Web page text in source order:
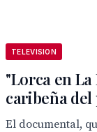
TELEVISION
"Lorca en
caribeña del
El documental,